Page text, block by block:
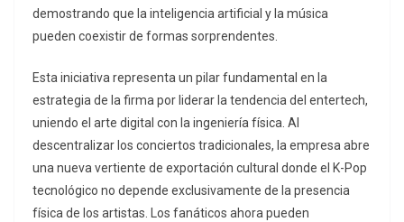
demostrando que la inteligencia artificial y la música
pueden coexistir de formas sorprendentes.
Esta iniciativa representa un pilar fundamental en la
estrategia de la firma por liderar la tendencia del entertech,
uniendo el arte digital con la ingeniería física. Al
descentralizar los conciertos tradicionales, la empresa abre
una nueva vertiente de exportación cultural donde el K-Pop
tecnológico no depende exclusivamente de la presencia
física de los artistas. Los fanáticos ahora pueden